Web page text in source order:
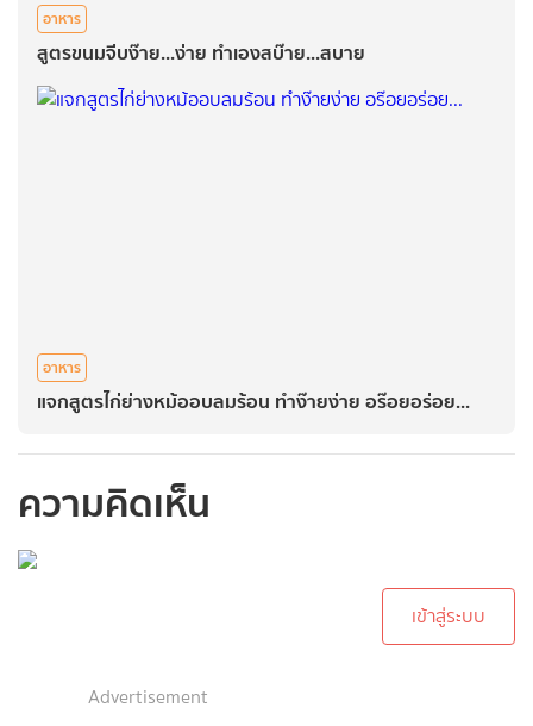
อาหาร
สูตรขนมจีบง๊าย...ง่าย ทำเองสบ๊าย...สบาย
อาหาร
แจกสูตรไก่ย่างหม้ออบลมร้อน ทำง๊ายง่าย อร๊อยอร่อย...
ความคิดเห็น
เข้าสู่ระบบ
Advertisement